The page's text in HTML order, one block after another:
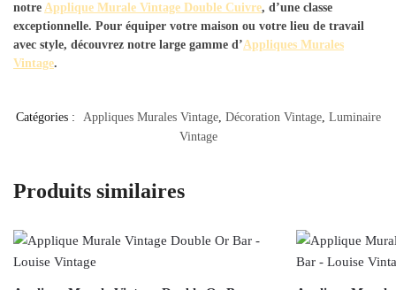
notre Applique Murale Vintage Double Cuivre, d’une classe
exceptionnelle. Pour équiper votre maison ou votre lieu de travail
avec style, découvrez notre large gamme d’Appliques Murales
Vintage.
Catégories : Appliques Murales Vintage, Décoration Vintage, Luminaire
Vintage
Produits similaires